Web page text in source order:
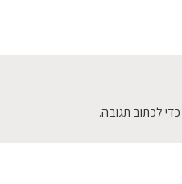
כדי לכתוב תגובה.